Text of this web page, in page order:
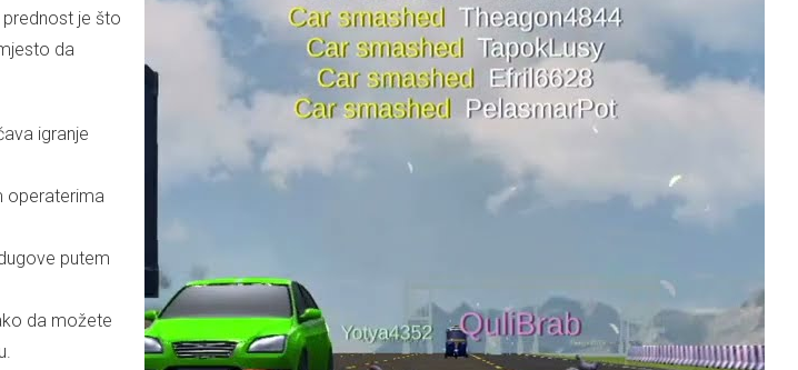
prednost je što
da
igranje
operaterima
putem
da možete